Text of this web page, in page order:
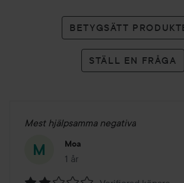
BETYGSÄTT
STÄLL EN FRÅGA
Mest hjälpsamma negativa
Moa
1 år
Inlägget skapades 1 år